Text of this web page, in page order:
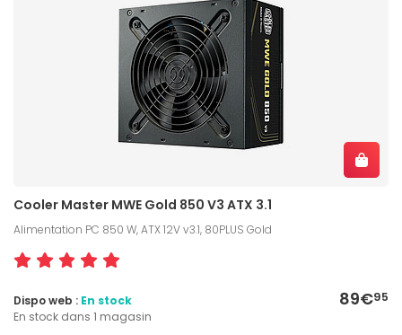
Cooler Master MWE Gold 850 V3 ATX 3.1
Alimentation PC 850 W, ATX 12V v3.1, 80PLUS Gold
89€95
Dispo web : En stock
En stock dans 1 magasin